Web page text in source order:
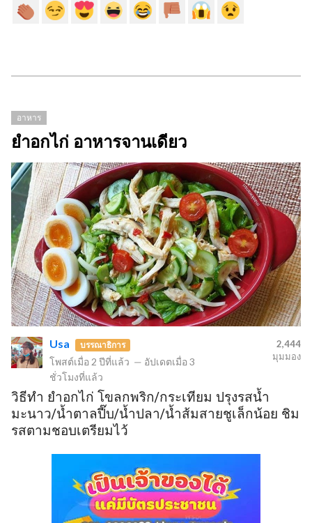
อาหาร
ยำอกไก่ อาหารจานเดียว
Usa บรรณาธิการ
โพสต์เมื่อ 2 ปีที่แล้ว — อัปเดตเมื่อ 3
ชั่วโมงที่แล้ว
2,444
มุมมอง
วิธีทำ ยำอกไก่ โขลกพริก/กระเทียม ปรุงรสน้ำ
มะนาว/น้ำตาลปี๊บ/น้ำปลา/น้ำส้มสายชูเล็กน้อย ชิม
รสตามชอบเตรียมไว้